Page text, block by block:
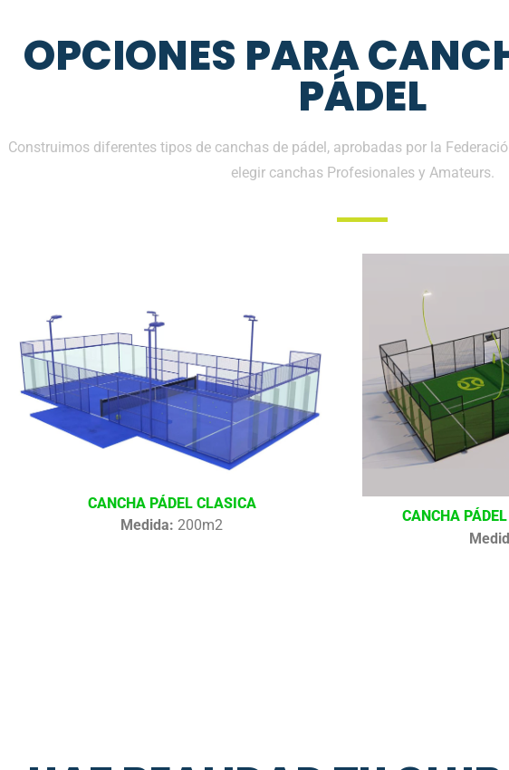
OPCIONES PARA
PÁDEL
Construimos diferentes tipos de canchas de pádel, aprobadas por la
elegir canchas Profesionales y Amateurs.
CANCHA PÁDEL CLASICA
Medida: 200m2
CANCHA